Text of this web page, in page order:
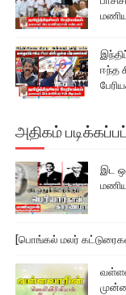
ஈந்த
அதிகம்
இட
[பொங்கல் மலர்